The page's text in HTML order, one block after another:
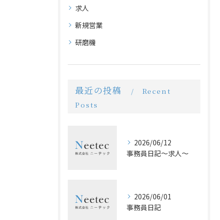
求人
新規営業
研磨機
最近の投稿
Recent
Posts
2026/06/12
事務員日記〜求人〜
2026/06/01
事務員日記